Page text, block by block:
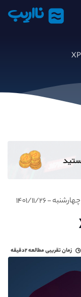
نااریب
زمان تقریبی مطالعه۲دقیقه